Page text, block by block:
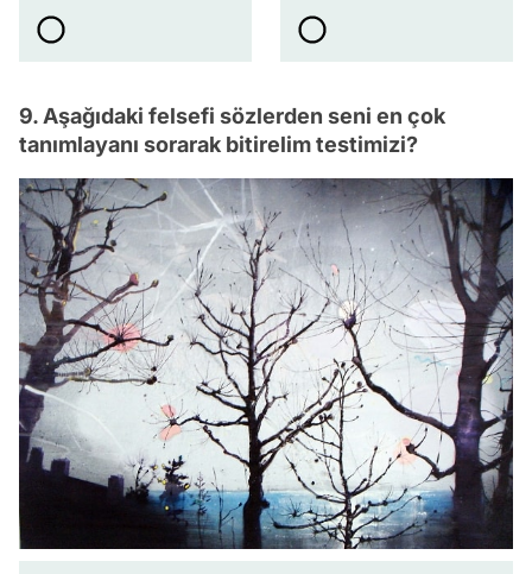
9. Aşağıdaki felsefi sözlerden seni en çok
tanımlayanı sorarak bitirelim testimizi?